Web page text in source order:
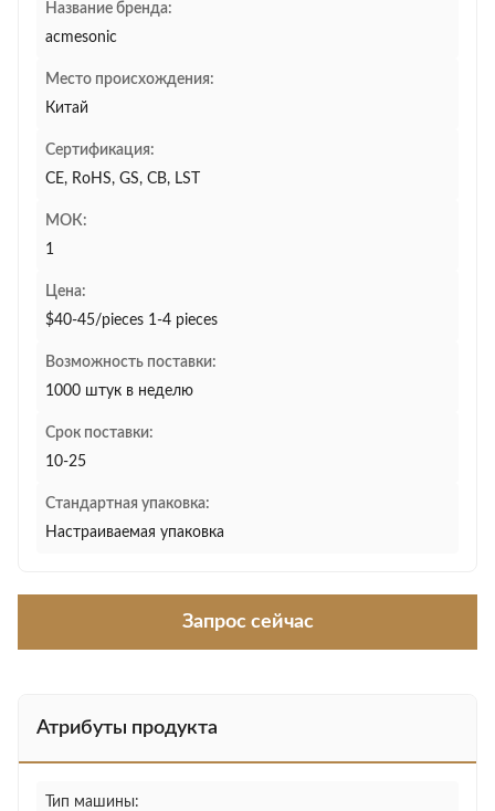
Название бренда:
acmesonic
Место происхождения:
Китай
Сертификация:
CE, RoHS, GS, CB, LST
МОК:
1
Цена:
$40-45/pieces 1-4 pieces
Возможность поставки:
1000 штук в неделю
Срок поставки:
10-25
Стандартная упаковка:
Настраиваемая упаковка
Запрос сейчас
Атрибуты продукта
Тип машины: